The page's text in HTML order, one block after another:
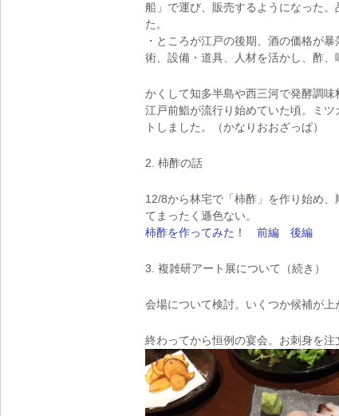
船」で運び、販売するようになった
た。
・ところが江戸の後期、酒の価格が
術、設備・道具、人材を活かし、酢、
かくして知多半島や西三河で発酵調
江戸前鮨が流行り始めていた頃。ミ
トしました。（かなりおおざっぱ）
2. 柿酢の話
12/8から林宅で「柿酢」を作り始め
てまったく遜色ない。
柿酢を作ってみた！ 前編
後編
3. 複雑研アート展について（続き）
会場について検討。いくつか候補が上
終わってから恒例の宴会。お刺身を注